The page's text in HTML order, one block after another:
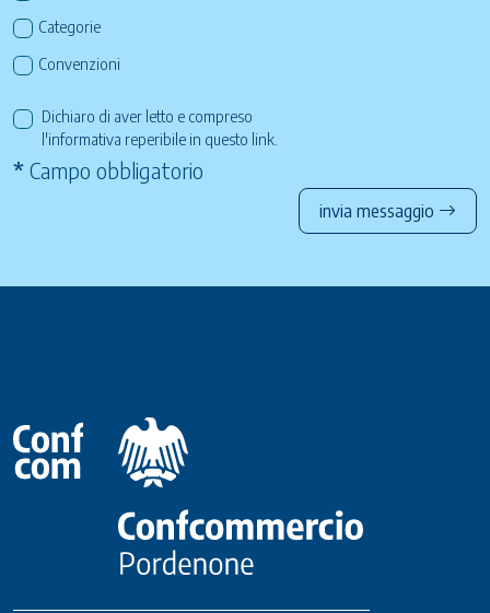
Categorie
Convenzioni
Dichiaro di aver letto e compreso
l'informativa reperibile in questo link
* Campo obbligatorio
invia messaggio